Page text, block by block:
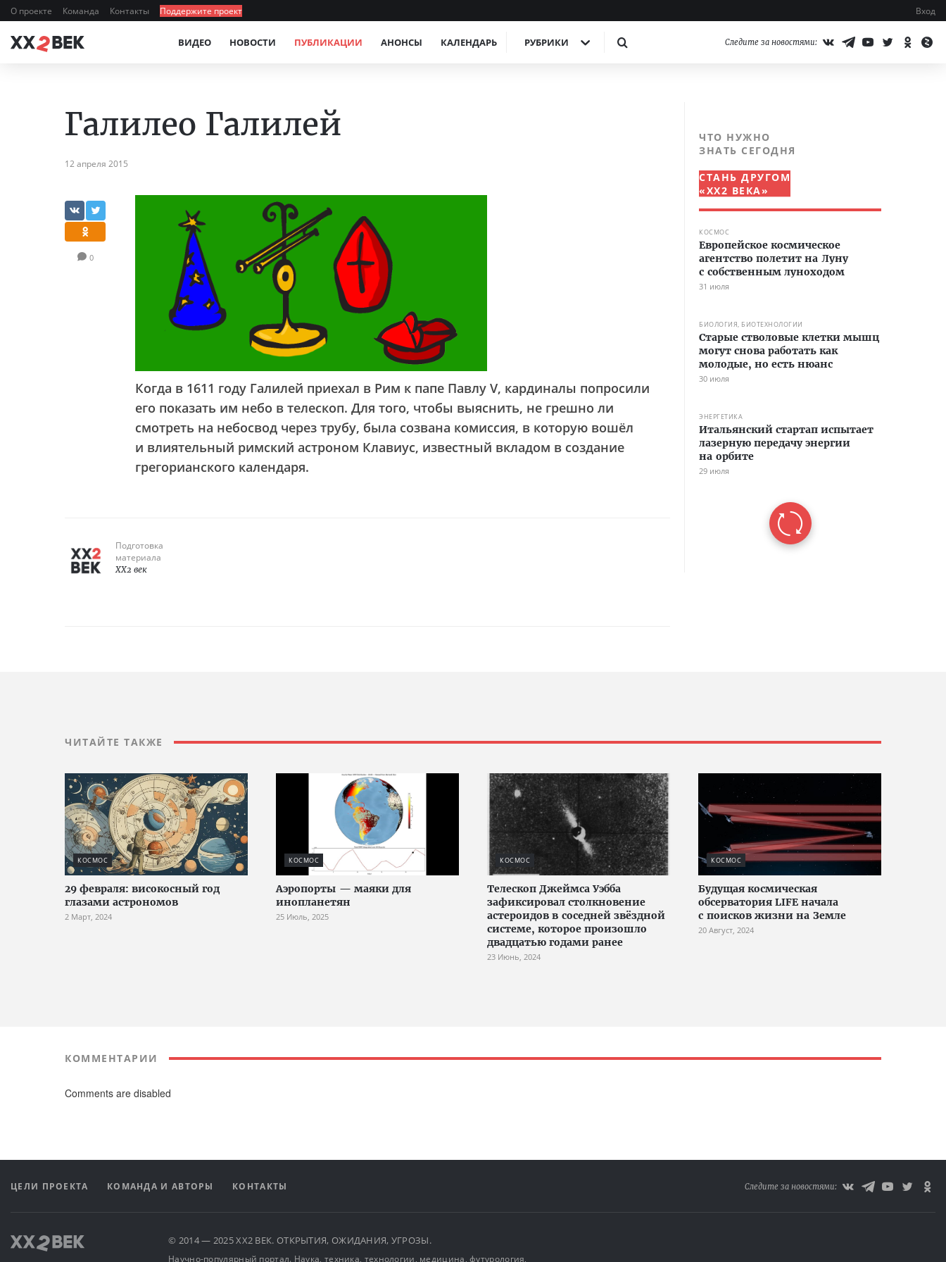
О проекте Команда Контакты Поддержите проект Вход
ВИДЕО НОВОСТИ ПУБЛИКАЦИИ АНОНСЫ КАЛЕНДАРЬ РУБРИКИ Следите за новостями:
Галилео Галилей
12 апреля 2015
0
Когда в 1611 году Галилей приехал в Рим к папе Павлу V, кардиналы попросили
его показать им небо в телескоп. Для того, чтобы выяснить, не грешно ли
смотреть на небосвод через трубу, была созвана комиссия, в которую вошёл
и влиятельный римский астроном Клавиус, известный вкладом в создание
грегорианского календаря.
Подготовка
материала
XX2 век
ЧТО НУЖНО
ЗНАТЬ СЕГОДНЯ
СТАНЬ ДРУГОМ
«XX2 ВЕКА»
КОСМОС
Европейское космическое
агентство полетит на Луну
с собственным луноходом
31 июля
БИОЛОГИЯ, БИОТЕХНОЛОГИИ
Старые стволовые клетки мышц
могут снова работать как
молодые, но есть нюанс
30 июля
ЭНЕРГЕТИКА
Итальянский стартап испытает
лазерную передачу энергии
на орбите
29 июля
ЧИТАЙТЕ ТАКЖЕ
КОСМОС
29 февраля: високосный год
глазами астрономов
2 Март, 2024
КОСМОС
Аэропорты — маяки для
инопланетян
25 Июль, 2025
КОСМОС
Телескоп Джеймса Уэбба
зафиксировал столкновение
астероидов в соседней звёздной
системе, которое произошло
двадцатью годами ранее
23 Июнь, 2024
КОСМОС
Будущая космическая
обсерватория LIFE начала
с поисков жизни на Земле
20 Август, 2024
КОММЕНТАРИИ
Comments are disabled
ЦЕЛИ ПРОЕКТА КОМАНДА И АВТОРЫ КОНТАКТЫ Следите за новостями:
© 2014 — 2025 XX2 ВЕК. ОТКРЫТИЯ, ОЖИДАНИЯ, УГРОЗЫ.
Научно-популярный портал. Наука, техника, технологии, медицина, футурология,